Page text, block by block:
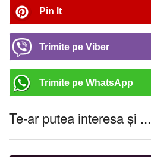
Pin It
Trimite pe Viber
Trimite pe WhatsApp
Te-ar putea interesa și ...